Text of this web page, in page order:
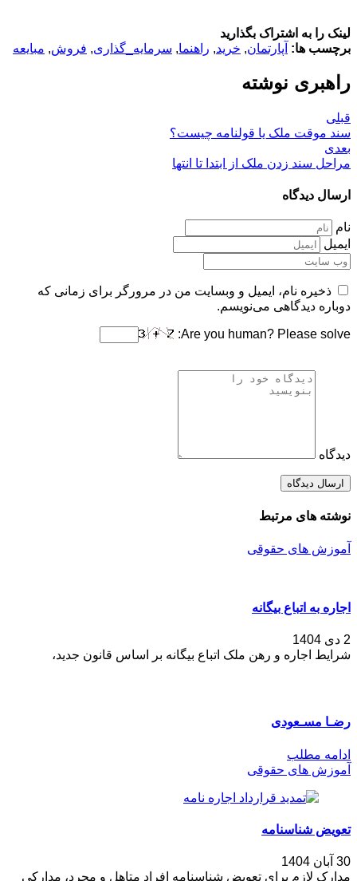
لینک را به اشتراک بگذارید
برچسب ها: آپارتمان, خرید, راهنما, سرمایه_گذاری, فروش, مبایعه
راهبری نوشته
قبلی
سند موقت ملک یا قولنامه چیست؟
بعدی
مراحل سند زدن ملک از ابتدا تا انتها
ارسال دیدگاه
نام
ایمیل
ذخیره نام، ایمیل و وبسایت من در مرورگر برای زمانی که
دوباره دیدگاهی می‌نویسم.
Are you human? Please solve:
دیدگاه
نوشته های مرتبط
آموزش های حقوقی
اجاره به اتباع بیگانه
2 دی 1404
شرایط اجاره و رهن ملک اتباع بیگانه بر اساس قانون جدید،
رضـا مسـعودی
ادامه مطلب
آموزش های حقوقی
تعویض شناسنامه
30 آبان 1404
مدارک لازم برای تعویض شناسنامه افراد متاهل و مجرد، مدارکی